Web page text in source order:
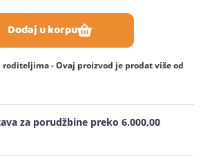
Dodaj u korpu
roditeljima - Ovaj proizvod je prodat više od
za porudžbine preko 6.000,00